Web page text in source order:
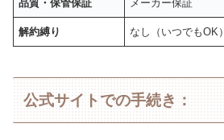
品質・保管保証 メーカー保証
解約縛り なし（いつでもOK）
公式サイトでの手続き：